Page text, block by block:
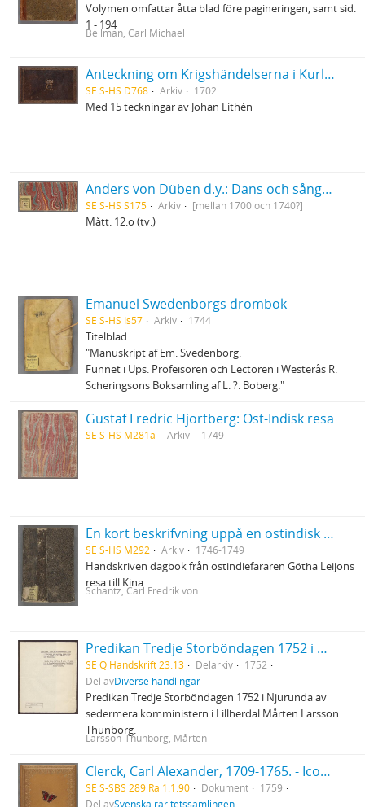
Volymen omfattar åtta blad före pagineringen, samt sid.
1 - 194
Bellman, Carl Michael
Anteckning om Krigshändelserna i Kurland uti Kon. Karl XIIs tid, under GeneralMajoren C.M. Stuart, af Er. Dahlberg
SE S-HS D768 Arkiv 1702
Med 15 teckningar av Johan Lithén
Anders von Düben d.y.: Dans och sångmelodier samt marscher etc., dels i gammal tabulatur, dels i fem-linjesystemets notskrift
SE S-HS S175 Arkiv [mellan 1700 och 1740?]
Mått: 12:o (tv.)
Emanuel Swedenborgs drömbok
SE S-HS Is57 Arkiv 1744
Titelblad:
"Manuskript af Em. Svedenborg.
Funnet i Ups. Profeisoren och Lectoren i Westerås R.
Scheringsons Boksamling af L. ?. Boberg."
Gustaf Fredric Hjortberg: Ost-Indisk resa
SE S-HS M281a Arkiv 1749
En kort beskrifvning uppå en ostindisk resa till Canton uthi Chinah - förrättat af Carl Fredrich von Schantz ifrån åhr 1746 till åhr 1749
SE S-HS M292 Arkiv 1746-1749
Handskriven dagbok från ostindiefararen Götha Leijons
resa till Kina
Schantz, Carl Fredrik von
Predikan Tredje Storböndagen 1752 i Njurunda
SE Q Handskrift 23:13 Delarkiv
1752
Del avDiverse handlingar
Predikan Tredje Storböndagen 1752 i Njurunda av
sedermera komministern i Lillherdal Mårten Larsson
Thunborg.
Larsson-Thunborg, Mårten
Clerck, Carl Alexander, 1709-1765. - Icones insectorum rariorum. (Pl.titelbl.) Stockholm. 1-2. 1759-65. [Del 1], Caroli Clerck reg: soc: scient: Upsal: membr: Icones insectorum rariorum cum nominibus eorum trivialibus, locisqve e C: Linnæi ... Syst: nat: allegatis Holmiæ 1759.. - 1759
SE S-SBS 289 Ra 1:1:90 Dokument
1759
Del avSvenska raritetssamlingen